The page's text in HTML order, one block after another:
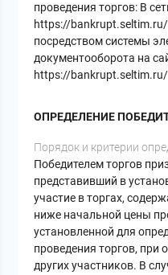
проведения торгов: В
https://
посредством системы
документооборота на
https://bankrupt.seltim.ru/
ОПРЕДЕЛЕНИЕ
Порядок и критерии
Победителем торгов
представивший в
участие в торгах,
ниже начальной цены
установленной для
проведения торгов, при
других участников. В